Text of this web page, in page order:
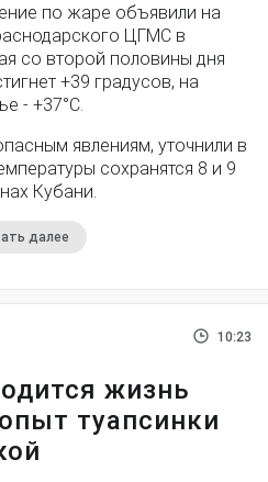
по жаре объявили на
ЦГМС в
со второй половины дня
+39 градусов, на
- +37°­С.
явлениям, уточнили в
сохранятся 8 и 9
Кубани.
далее
10:23
жизнь
туапсинки